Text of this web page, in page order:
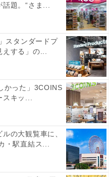
題。“さま...
スタンダードプ
する」の...
かった」3COINS
キッ...
の大観覧車に、
・駅直結ス...